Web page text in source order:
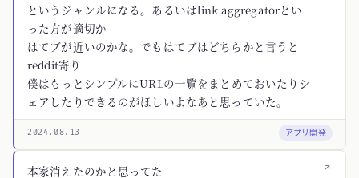
というジャンルになる。あるいはlink aggregatorとい
った方が適切か
はてブが近いのかな。でもはてブはどちらかと言うと
reddit寄り
僕はもっとシンプルにURLの一覧をまとめておいたりシ
ェアしたりできるのがほしいよなあと思っていた。
2024.08.13 アプリ開発
↗
本家消えたのかと思ってた